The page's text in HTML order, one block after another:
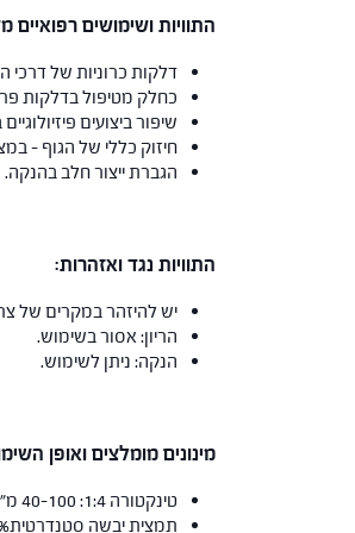
התוויות ושימושים רפואיים
דלקות כרוניות של דרכי
כחלק מטיפול בדלקות
שיפור ביצועים
חיזוק כללי של הגוף –
הגברת ייצור חלב בהנקה.
התוויות נגד ואזהרות:
יש להיזהר במקרים של
הריון: אסור בשימוש.
הנקה: ניתן לשימוש.
מינונים מומלצים ואופן
טינקטורה 1:4: 40-100 מ"ל לשבוע. כחלק מפורמולה.
תמצית יבשה סטנדרטית45% Furostanol saponins (Proctodioscin) : 200-600 מ"ג ליום.